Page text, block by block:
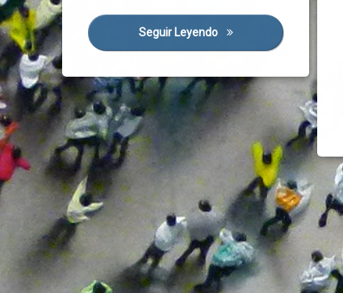
Seguir Leyendo Pacto Por La Anhelada
Instituciones Públicas
Investigación
Normalidad
Normativa
Nueva Normalidad
Organizaciones Sociales
Pacto De Recuperación
Pacto Político
Pacto Verde Europeo
Pandemia
PP